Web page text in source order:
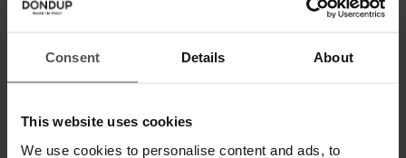
Consent Details About
This website uses cookies
We use cookies to personalise content and ads, to